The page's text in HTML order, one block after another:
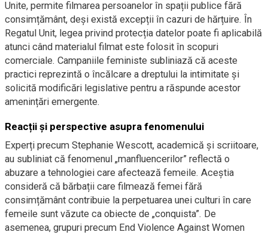
Unite, permite filmarea persoanelor în spații publice fără
consimțământ, deși există excepții în cazuri de hărțuire. În
Regatul Unit, legea privind protecția datelor poate fi aplicabilă
atunci când materialul filmat este folosit în scopuri
comerciale. Campaniile feministe subliniază că aceste
practici reprezintă o încălcare a dreptului la intimitate și
solicită modificări legislative pentru a răspunde acestor
amenințări emergente.
Reacții și perspective asupra fenomenului
Experți precum Stephanie Wescott, academică și scriitoare,
au subliniat că fenomenul „manfluencerilor” reflectă o
abuzare a tehnologiei care afectează femeile. Aceștia
consideră că bărbații care filmează femei fără
consimțământ contribuie la perpetuarea unei culturi în care
femeile sunt văzute ca obiecte de „conquista”. De
asemenea, grupuri precum End Violence Against Women